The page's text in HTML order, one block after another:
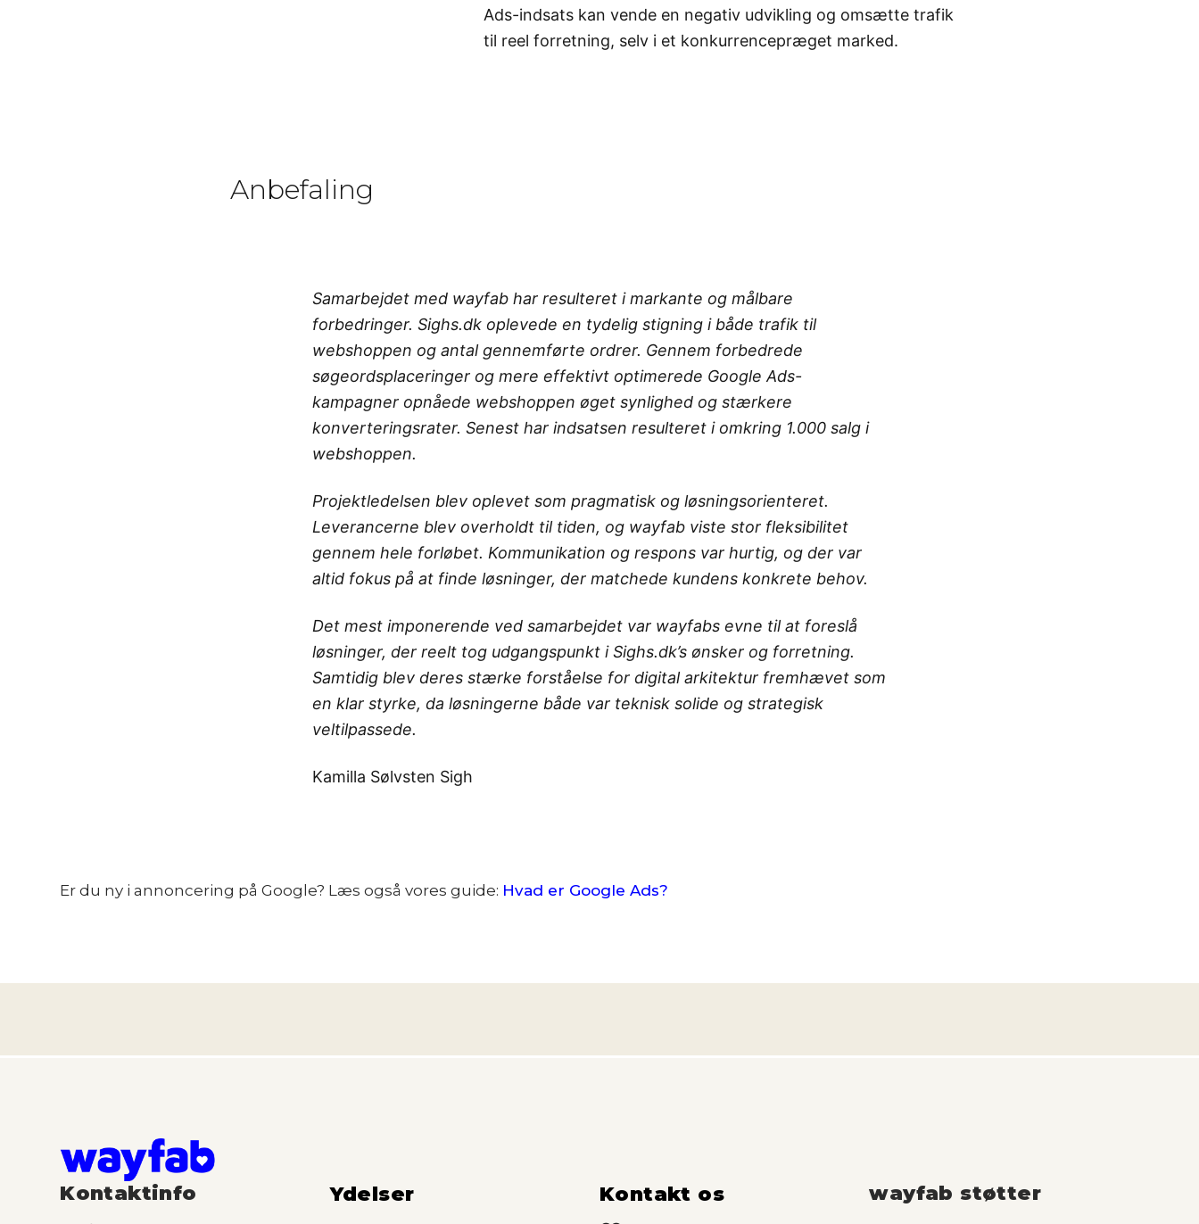
Ads-indsats kan vende en negativ udvikling og omsætte trafik
til reel forretning, selv i et konkurrencepræget marked.
Anbefaling
Samarbejdet med wayfab har resulteret i markante og målbare
forbedringer. Sighs.dk oplevede en tydelig stigning i både trafik til
webshoppen og antal gennemførte ordrer. Gennem forbedrede
søgeordsplaceringer og mere effektivt optimerede Google Ads-
kampagner opnåede webshoppen øget synlighed og stærkere
konverteringsrater. Senest har indsatsen resulteret i omkring 1.000 salg i
webshoppen.
Projektledelsen blev oplevet som pragmatisk og løsningsorienteret.
Leverancerne blev overholdt til tiden, og wayfab viste stor fleksibilitet
gennem hele forløbet. Kommunikation og respons var hurtig, og der var
altid fokus på at finde løsninger, der matchede kundens konkrete behov.
Det mest imponerende ved samarbejdet var wayfabs evne til at foreslå
løsninger, der reelt tog udgangspunkt i Sighs.dk’s ønsker og forretning.
Samtidig blev deres stærke forståelse for digital arkitektur fremhævet som
en klar styrke, da løsningerne både var teknisk solide og strategisk
veltilpassede.
Kamilla Sølvsten Sigh
Er du ny i annoncering på Google? Læs også vores guide: Hvad er Google Ads?
Kontaktinfo Ydelser Kontakt os wayfab støtter